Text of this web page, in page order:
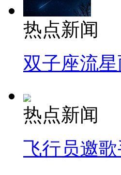
热点新闻
双子座流
热点新闻
飞行员邀